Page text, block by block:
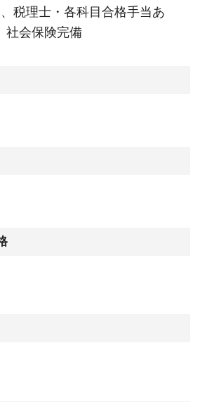
税理士・各科目合格手当あ
社会保険完備